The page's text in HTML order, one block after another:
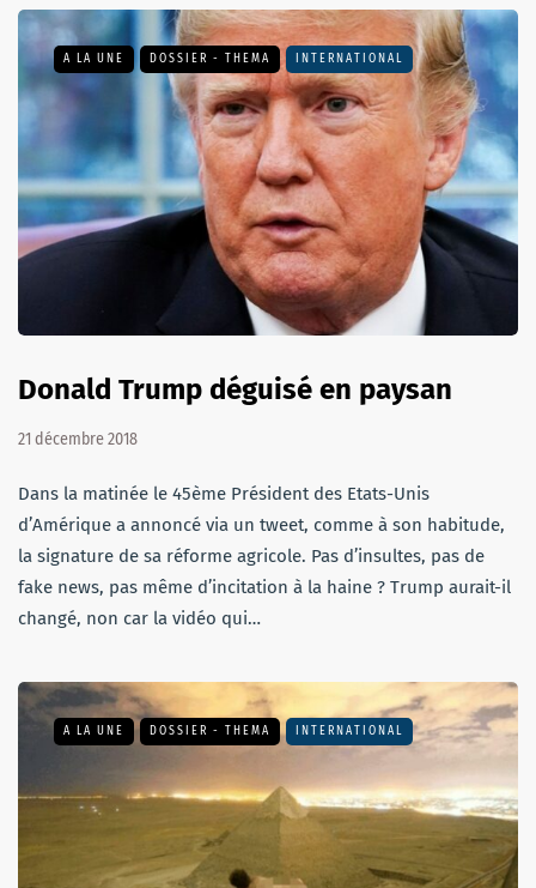
A LA UNE DOSSIER - THEMA INTERNATIONAL
Donald Trump déguisé en paysan
21 décembre 2018
Dans la matinée le 45ème Président des Etats-Unis
d’Amérique a annoncé via un tweet, comme à son habitude,
la signature de sa réforme agricole. Pas d’insultes, pas de
fake news, pas même d’incitation à la haine ? Trump aurait-il
changé, non car la vidéo qui…
A LA UNE DOSSIER - THEMA INTERNATIONAL